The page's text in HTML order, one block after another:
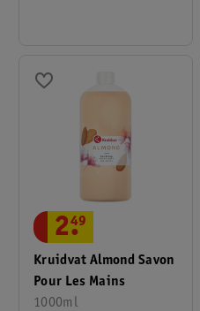
Kruidvat Almond Savon
Pour Les Mains
1000ml
2.
49